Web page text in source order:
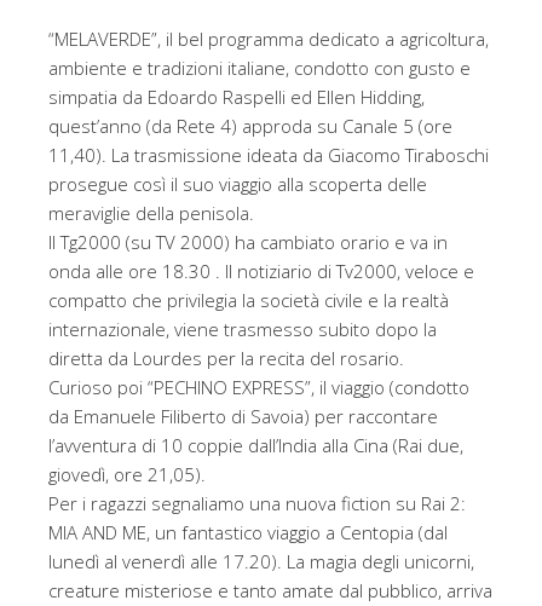
“MELAVERDE”, il bel programma dedicato a agricoltura,
ambiente e tradizioni italiane, condotto con gusto e
simpatia da Edoardo Raspelli ed Ellen Hidding,
quest’anno (da Rete 4) approda su Canale 5 (ore
11,40). La trasmissione ideata da Giacomo Tiraboschi
prosegue così il suo viaggio alla scoperta delle
meraviglie della penisola.
Il Tg2000 (su TV 2000) ha cambiato orario e va in
onda alle ore 18.30 . Il notiziario di Tv2000, veloce e
compatto che privilegia la società civile e la realtà
internazionale, viene trasmesso subito dopo la
diretta da Lourdes per la recita del rosario.
Curioso poi “PECHINO EXPRESS”, il viaggio (condotto
da Emanuele Filiberto di Savoia) per raccontare
l’avventura di 10 coppie dall’India alla Cina (Rai due,
giovedì, ore 21,05).
Per i ragazzi segnaliamo una nuova fiction su Rai 2:
MIA AND ME, un fantastico viaggio a Centopia (dal
lunedì al venerdì alle 17.20). La magia degli unicorni,
creature misteriose e tanto amate dal pubblico, arriva